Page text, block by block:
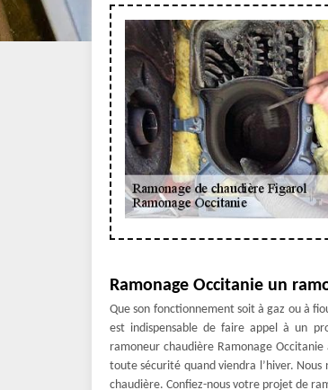
Ramonage Occitanie un
Que son fonctionnement soit à gaz ou à
est indispensable de faire appel à un
ramoneur chaudière Ramonage
toute sécurité quand viendra l’hiver.
chaudière. Confiez-nous votre projet de